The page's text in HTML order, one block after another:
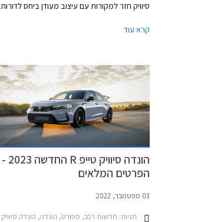
סיוויק חזר למקורות עם עיצוב מעודן ביחס לדורות
מוצעת הונדה סיוויק סדאן עם ליין יחידות הנעה
בלבד, וזוהי גם הגרסה המשווקת בישראל.
קרא עוד
הונדה סיוויק טייפ R החדשה 2023 -
הפרטים המלאים
03 ספטמבר, 2022
תגיות: חדשות רכב, ספורט, הונדה, הונדה סיוויק Type-R 2018-2021הונדה סיוויק 5 דלתות 2022-2025